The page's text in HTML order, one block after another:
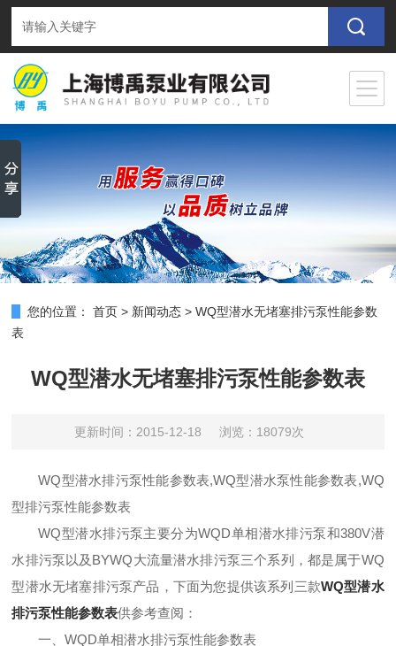
您的位置： 首页 > 新闻动态 >WQ型潜水无堵塞排污泵性能参数
表
WQ型潜水无堵塞排污泵性能参数表
更新时间：2015-12-18 浏览：18079次
WQ型潜水排污泵性能参数表,WQ型潜水泵性能参数表,WQ
型排污泵性能参数表
WQ型潜水排污泵主要分为WQD单相潜水排污泵和380V潜
水排污泵以及BYWQ大流量潜水排污泵三个系列，都是属于WQ
型潜水无堵塞排污泵产品，下面为您提供该系列三款WQ型潜水
排污泵性能参数表供参考查阅：
一、WQD单相潜水排污泵性能参数表